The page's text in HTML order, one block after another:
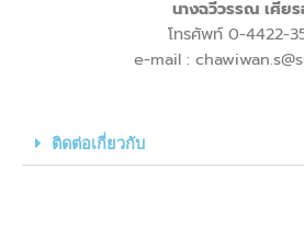
นางฉวีวรรณ เศีย
โทรศัพท์ 0-4422-
e-mail :
ติดต่อเกี่ยวกับ